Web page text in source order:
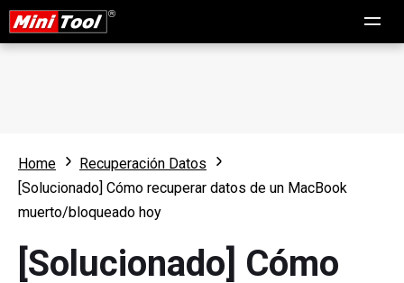
Home
Recuperación Datos
[Solucionado] Cómo recuperar datos de un MacBook
muerto/bloqueado hoy
[Solucionado] Cómo